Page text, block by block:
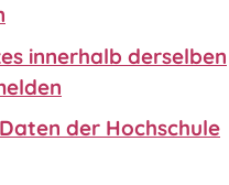
innerhalb derselben
der Hochschule